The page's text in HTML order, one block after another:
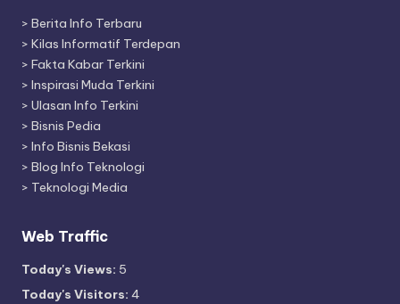
> Berita Info Terbaru
> Kilas Informatif Terdepan
> Fakta Kabar Terkini
> Inspirasi Muda Terkini
> Ulasan Info Terkini
> Bisnis Pedia
> Info Bisnis Bekasi
> Blog Info Teknologi
> Teknologi Media
Web Traffic
Today's Views: 5
Today's Visitors: 4